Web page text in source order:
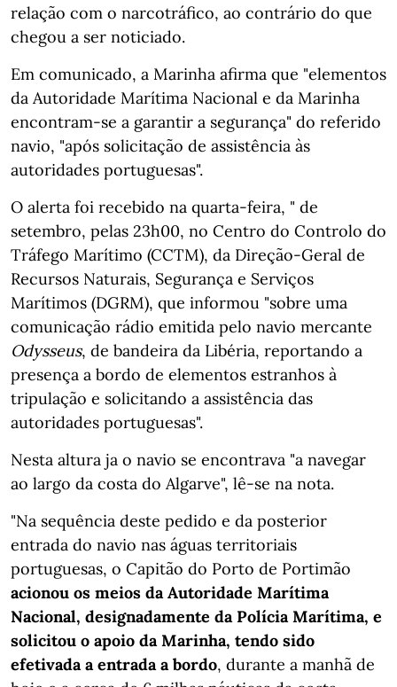
relação com o narcotráfico, ao contrário do que
chegou a ser noticiado.
Em comunicado, a Marinha afirma que "elementos
da Autoridade Marítima Nacional e da Marinha
encontram-se a garantir a segurança" do referido
navio, "após solicitação de assistência às
autoridades portuguesas".
O alerta foi recebido na quarta-feira, " de
setembro, pelas 23h00, no Centro do Controlo do
Tráfego Marítimo (CCTM), da Direção-Geral de
Recursos Naturais, Segurança e Serviços
Marítimos (DGRM), que informou "sobre uma
comunicação rádio emitida pelo navio mercante
Odysseus, de bandeira da Libéria, reportando a
presença a bordo de elementos estranhos à
tripulação e solicitando a assistência das
autoridades portuguesas".
Nesta altura ja o navio se encontrava "a navegar
ao largo da costa do Algarve", lê-se na nota.
"Na sequência deste pedido e da posterior
entrada do navio nas águas territoriais
portuguesas, o Capitão do Porto de Portimão
acionou os meios da Autoridade Marítima
Nacional, designadamente da Polícia Marítima, e
solicitou o apoio da Marinha, tendo sido
efetivada a entrada a bordo, durante a manhã de